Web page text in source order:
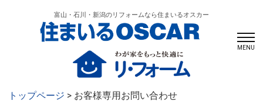
富山・石川・新潟のリフォームなら住まいるオスカー
MENU
トップページ > お客様専用お問い合わせ